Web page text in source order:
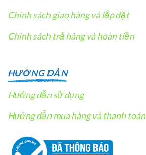
Chính sách giao hàng và lắp đặt
Chính sách trả hàng và hoàn tiền
HƯỚNG DẪN
Hướng dẫn sử dụng
Hướng dẫn mua hàng và thanh toán